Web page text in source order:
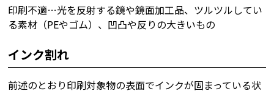
印刷不適…光を反射する鏡や鏡面加工品、ツルツルしてい
る素材（PEやゴム）、凹凸や反りの大きいもの
インク割れ
前述のとおり印刷対象物の表面でインクが固まっている状